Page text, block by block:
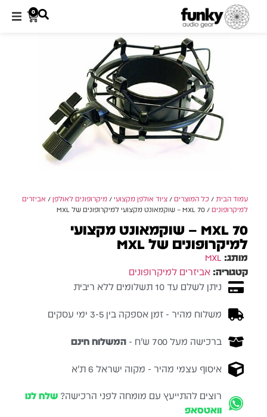
0
עמוד הבית / כל המוצרים /ציוד אולפן מקצועי /מיקרופונים לאולפן / אביזרים
למיקרופונים / MXL 70 – שוקמאונט מקצועי למיקרופונים של MXL
MXL 70 – שוקמאונט מקצועי
למיקרופונים של MXL
מותג: MXL
קטגוריה:אביזרים למיקרופונים
ניתן לשלם עד 10 תשלומים ללא ריבית
משלוח מהיר - זמן אספקה בין 3-5 ימי עסקים
ברכישה מעל 700 ש״ח - המשלוח חינם
איסוף עצמי מהיר - מקוה ישראל 6 ת״א
רוצים להתייעץ עם מומחה לפני הרכישה? שלח לנו
וואטסאפ